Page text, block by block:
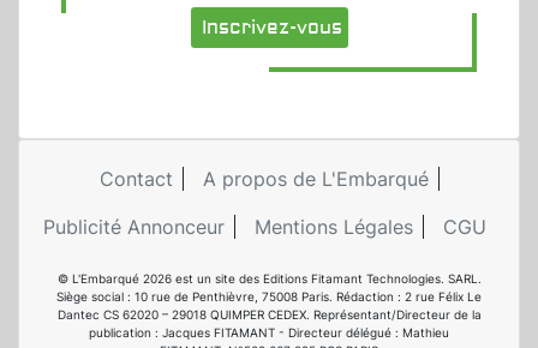
Inscrivez-vous
Contact
A propos de L'Embarqué
Publicité Annonceur
Mentions Légales CGU
© L'Embarqué 2026 est un site des Editions Fitamant Technologies. SARL.
Siège social : 10 rue de Penthièvre, 75008 Paris. Rédaction : 2 rue Félix Le
Dantec CS 62020 – 29018 QUIMPER CEDEX. Représentant/Directeur de la
publication : Jacques FITAMANT - Directeur délégué : Mathieu